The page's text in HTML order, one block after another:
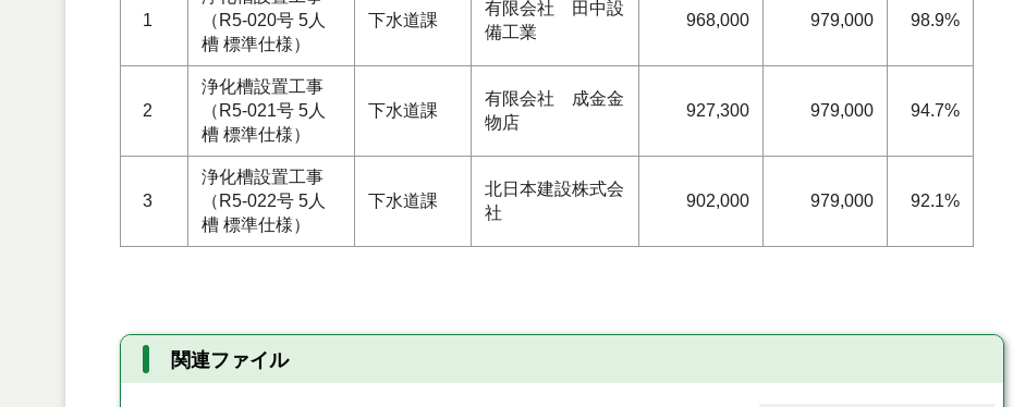
1
（R5-020号 5人
槽 標準仕様）
下水道課
有限会社 田中設
備工業
968,000 979,000 98.9%
2
浄化槽設置工事
（R5-021号 5人
槽 標準仕様）
下水道課
有限会社 成金金
物店
927,300 979,000 94.7%
3
浄化槽設置工事
（R5-022号 5人
槽 標準仕様）
下水道課
北日本建設株式会
社
902,000 979,000 92.1%
関連ファイル